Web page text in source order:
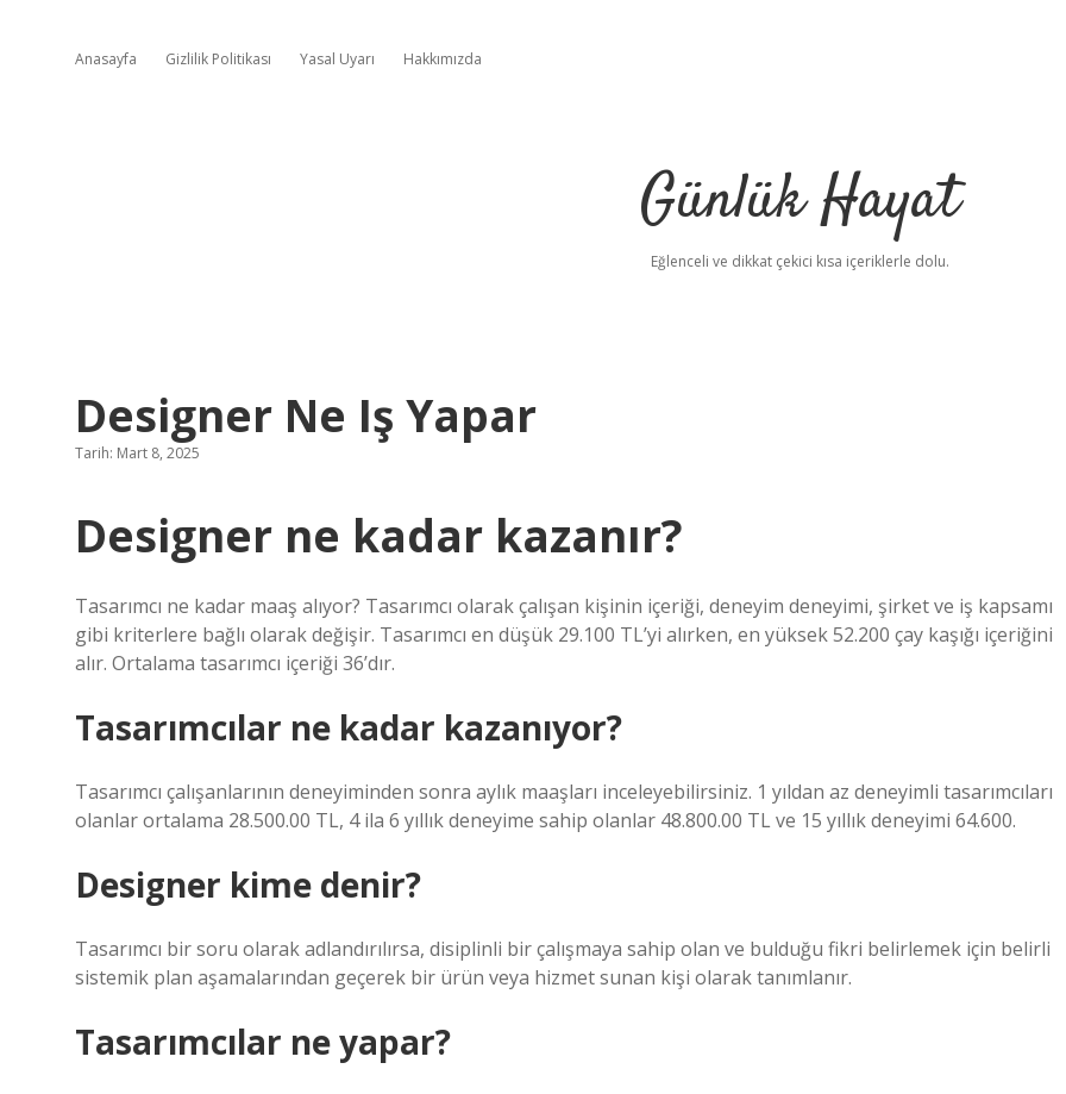
Anasayfa Gizlilik Politikası Yasal Uyarı Hakkımızda
Günlük Hayat
Eğlenceli ve dikkat çekici kısa içeriklerle dolu.
Designer Ne Iş Yapar
Tarih: Mart 8, 2025
Designer ne kadar kazanır?
Tasarımcı ne kadar maaş alıyor? Tasarımcı olarak çalışan kişinin içeriği, deneyim deneyimi, şirket ve iş kapsamı
gibi kriterlere bağlı olarak değişir. Tasarımcı en düşük 29.100 TL’yi alırken, en yüksek 52.200 çay kaşığı içeriğini
alır. Ortalama tasarımcı içeriği 36’dır.
Tasarımcılar ne kadar kazanıyor?
Tasarımcı çalışanlarının deneyiminden sonra aylık maaşları inceleyebilirsiniz. 1 yıldan az deneyimli tasarımcıları
olanlar ortalama 28.500.00 TL, 4 ila 6 yıllık deneyime sahip olanlar 48.800.00 TL ve 15 yıllık deneyimi 64.600.
Designer kime denir?
Tasarımcı bir soru olarak adlandırılırsa, disiplinli bir çalışmaya sahip olan ve bulduğu fikri belirlemek için belirli
sistemik plan aşamalarından geçerek bir ürün veya hizmet sunan kişi olarak tanımlanır.
Tasarımcılar ne yapar?